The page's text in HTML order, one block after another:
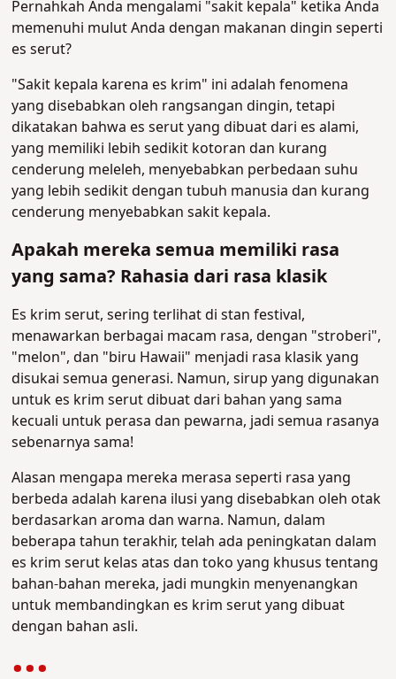
Pernahkah Anda mengalami "sakit kepala" ketika Anda
memenuhi mulut Anda dengan makanan dingin seperti
es serut?
"Sakit kepala karena es krim" ini adalah fenomena
yang disebabkan oleh rangsangan dingin, tetapi
dikatakan bahwa es serut yang dibuat dari es alami,
yang memiliki lebih sedikit kotoran dan kurang
cenderung meleleh, menyebabkan perbedaan suhu
yang lebih sedikit dengan tubuh manusia dan kurang
cenderung menyebabkan sakit kepala.
Apakah mereka semua memiliki rasa
yang sama? Rahasia dari rasa klasik
Es krim serut, sering terlihat di stan festival,
menawarkan berbagai macam rasa, dengan "stroberi",
"melon", dan "biru Hawaii" menjadi rasa klasik yang
disukai semua generasi. Namun, sirup yang digunakan
untuk es krim serut dibuat dari bahan yang sama
kecuali untuk perasa dan pewarna, jadi semua rasanya
sebenarnya sama!
Alasan mengapa mereka merasa seperti rasa yang
berbeda adalah karena ilusi yang disebabkan oleh otak
berdasarkan aroma dan warna. Namun, dalam
beberapa tahun terakhir, telah ada peningkatan dalam
es krim serut kelas atas dan toko yang khusus tentang
bahan-bahan mereka, jadi mungkin menyenangkan
untuk membandingkan es krim serut yang dibuat
dengan bahan asli.